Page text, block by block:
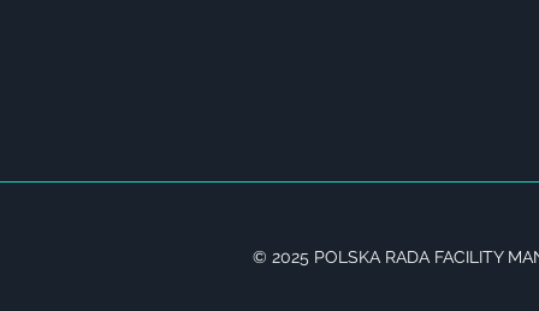
© 2025 POLSKA RADA FACILITY